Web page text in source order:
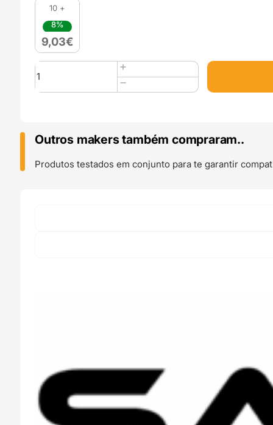
10 +
8%
9,03€
Quantidade
de
ABS-
Transition
-
SAKATA
Outros makers também compraram..
Produtos testados em conjunto para te garantir